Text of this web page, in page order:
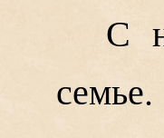
С
семье.